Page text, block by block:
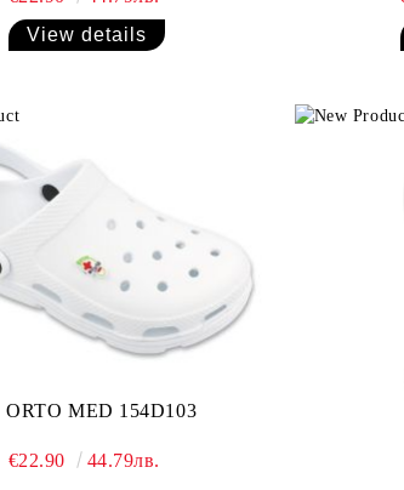
View details
ORTO MED 154D103
€22.90 44.79лв.